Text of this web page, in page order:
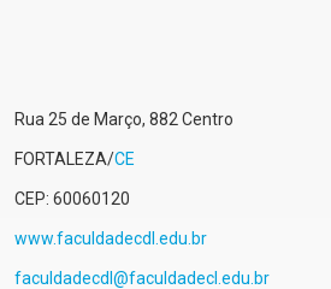
Rua 25 de Março, 882 Centro
FORTALEZA/CE
CEP: 60060120
www.faculdadecdl.edu.br
faculdadecdl@faculdadecl.edu.br